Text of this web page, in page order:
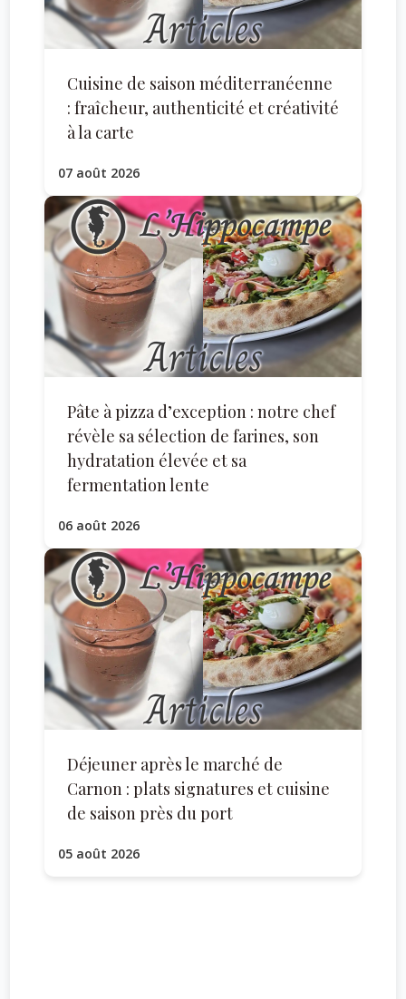
Cuisine de saison méditerranéenne
: fraîcheur, authenticité et créativité
à la carte
07 août 2026
Pâte à pizza d’exception : notre chef
révèle sa sélection de farines, son
hydratation élevée et sa
fermentation lente
06 août 2026
Déjeuner après le marché de
Carnon : plats signatures et cuisine
de saison près du port
05 août 2026